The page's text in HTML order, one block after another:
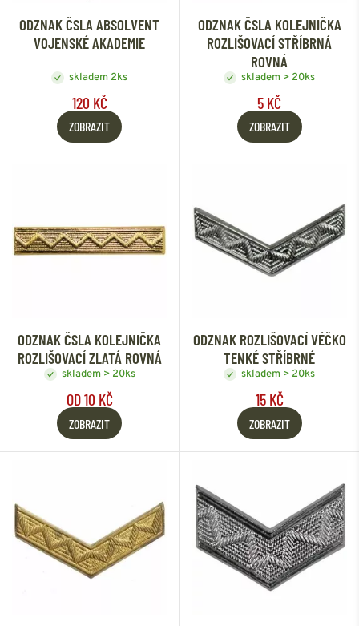
ODZNAK ČSLA ABSOLVENT
VOJENSKÉ AKADEMIE
skladem 2ks
120 KČ
ZOBRAZIT
ODZNAK ČSLA KOLEJNIČKA
ROZLIŠOVACÍ STŘÍBRNÁ
ROVNÁ
skladem > 20ks
5 KČ
ZOBRAZIT
ODZNAK ČSLA KOLEJNIČKA
ROZLIŠOVACÍ ZLATÁ ROVNÁ
skladem > 20ks
OD 10 KČ
ZOBRAZIT
ODZNAK ROZLIŠOVACÍ VÉČKO
TENKÉ STŘÍBRNÉ
skladem > 20ks
15 KČ
ZOBRAZIT